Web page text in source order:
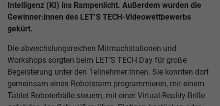
Intelligenz (KI) ins Rampenlicht. Außerdem wurden die
Gewinner:innen des LET’S TECH-Videowettbewerbs
gekürt.
Die abwechslungsreichen Mitmachstationen und
Workshops sorgten beim LET’S TECH Day für große
Begeisterung unter den Teilnehmer:innen. Sie konnten dort
gemeinsam einen Roboterarm programmieren, mit einem
Tablet Roboterbälle steuern, mit einer Virtual-Reality-Brille